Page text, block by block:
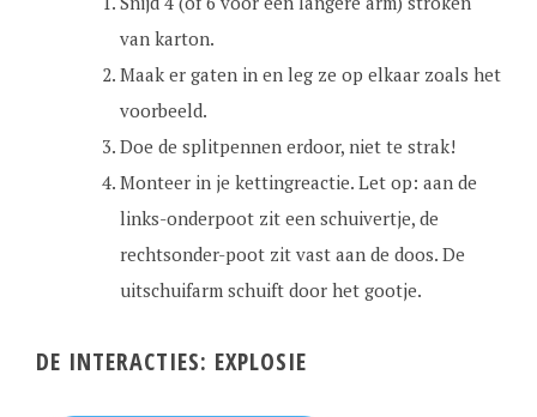
van karton.
Maak er gaten in en leg ze op elkaar zoals het
voorbeeld.
Doe de splitpennen erdoor, niet te strak!
Monteer in je kettingreactie. Let op: aan de
links-onderpoot zit een schuivertje, de
rechtsonder-poot zit vast aan de doos. De
uitschuifarm schuift door het gootje.
DE INTERACTIES: EXPLOSIE